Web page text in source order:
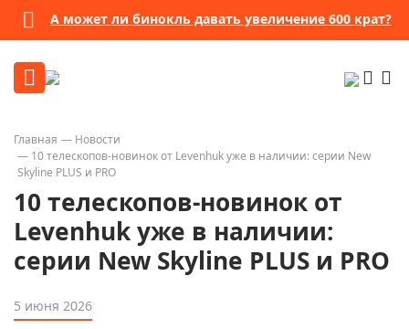
А может ли бинокль давать увеличение 600 крат?
Главная
Новости
10 телескопов-новинок от Levenhuk уже в наличии: серии New
Skyline PLUS и PRO
10 телескопов-новинок от
Levenhuk уже в наличии:
серии New Skyline PLUS и PRO
5 июня 2026